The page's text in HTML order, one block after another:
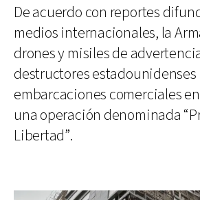
De acuerdo con reportes
medios internacionales, la
drones y misiles de
destructores
embarcaciones comerciales
una operación denominada
Libertad”.